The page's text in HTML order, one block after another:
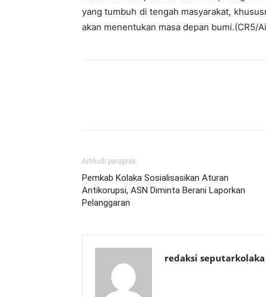
yang tumbuh di tengah masyarakat,
akan menentukan masa depan bumi.(CR5/
Artikulli paraprak
Pemkab Kolaka Sosialisasikan Aturan
Antikorupsi, ASN Diminta Berani Laporkan
Pelanggaran
redaksi seputarkolaka